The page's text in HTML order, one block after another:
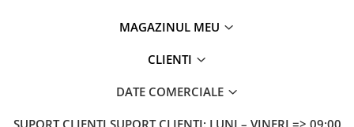
MAGAZINUL MEU
CLIENTI
DATE COMERCIALE
SUPORT CLIENTI SUPORT CLIENTI: LUNI – VINERI => 09:00